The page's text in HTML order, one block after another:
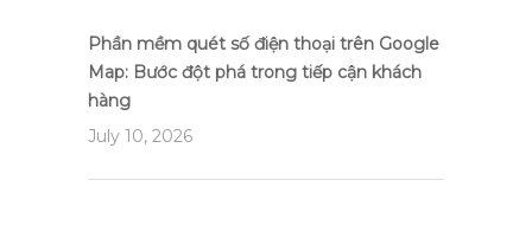
Phần mềm quét số điện thoại trên Google
Map: Bước đột phá trong tiếp cận khách
hàng
July 10, 2026